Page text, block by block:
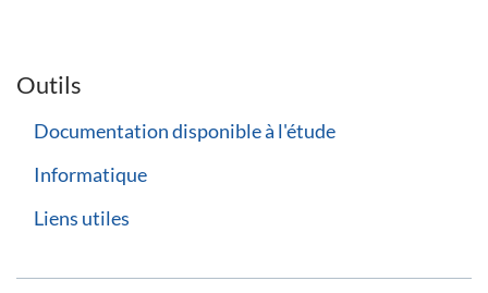
Outils
Documentation disponible à l'étude
Informatique
Liens utiles